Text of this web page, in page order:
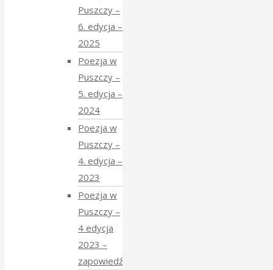
Puszczy –
6. edycja –
2025
Poezja w
Puszczy –
5. edycja –
2024
Poezja w
Puszczy –
4. edycja –
2023
Poezja w
Puszczy –
4 edycja
2023 –
zapowiedź